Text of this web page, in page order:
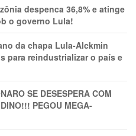
despenca 36,8% e atinge
o governo Lula!
da chapa Lula-Alckmin
para reindustrializar o país e
SE DESESPERA COM
PEGOU MEGA-